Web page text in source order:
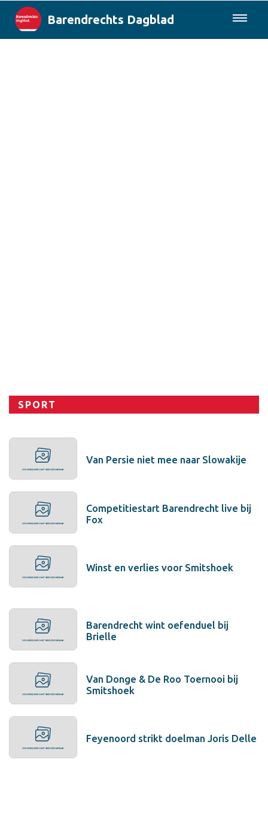
Barendrechts Dagblad
SPORT
Van Persie niet mee naar Slowakije
Competitiestart Barendrecht live bij
Fox
Winst en verlies voor Smitshoek
Barendrecht wint oefenduel bij
Brielle
Van Donge & De Roo Toernooi bij
Smitshoek
Feyenoord strikt doelman Joris Delle